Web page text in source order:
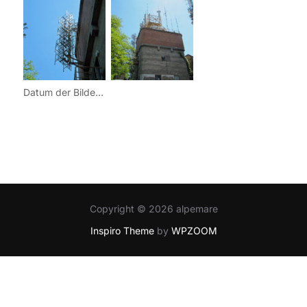
Datum der Bilder: 06. Juni 2010
Copyright © 2026 alpemare
Inspiro Themeby WPZOOM